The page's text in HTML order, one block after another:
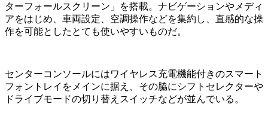
ターフォールスクリーン」を搭載。ナビゲーションやメディ
アをはじめ、車両設定、空調操作などを集約し、直感的な操
作を可能としたとても使いやすいものだ。
センターコンソールにはワイヤレス充電機能付きのスマート
フォントレイをメインに据え、その脇にシフトセレクターや
ドライブモードの切り替えスイッチなどが並んでいる。